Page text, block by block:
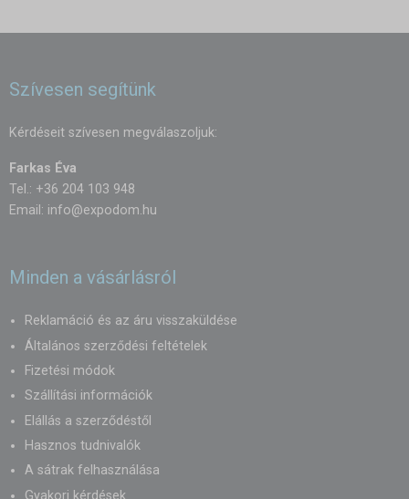
Szívesen segítünk
Kérdéseit szívesen megválaszoljuk:
Farkas Éva
Tel.: +36 204 103 948
Email: info@expodom.hu
Minden a vásárlásról
Reklamáció és az áru visszaküldése
Általános szerződési feltételek
Fizetési módok
Szállítási információk
Elállás a szerződéstől
Hasznos tudnivalók
A sátrak felhasználása
Gyakori kérdések